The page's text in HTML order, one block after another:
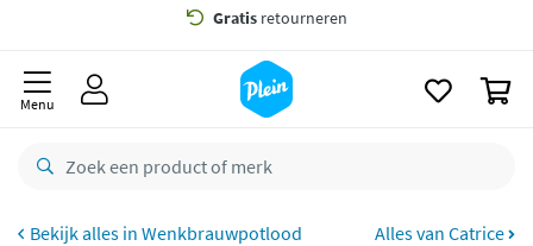
Gratisbezorging vanaf 35,- *
besteld,
retourneren
CO2 neutraal bezorgd
Menu
Wenkbrauwpotlood Alles van Catrice